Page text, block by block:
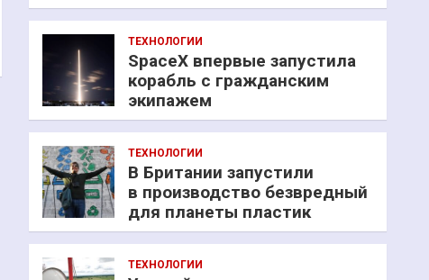
ТЕХНОЛОГИИ
SpaceX впервые запустила
корабль с гражданским
экипажем
ТЕХНОЛОГИИ
В Британии запустили
в производство безвредный
для планеты пластик
ТЕХНОЛОГИИ